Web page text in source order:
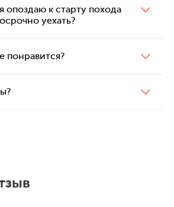
опоздаю к старту похода
уехать?
понравится?